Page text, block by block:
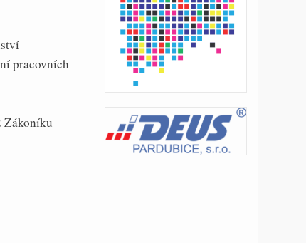
pracovních
Zákoníku